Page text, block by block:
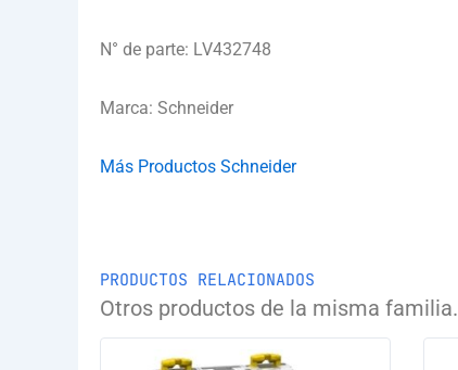
N° de parte: LV432748
Marca: Schneider
Más Productos Schneider
PRODUCTOS RELACIONADOS
Otros productos de la misma familia.